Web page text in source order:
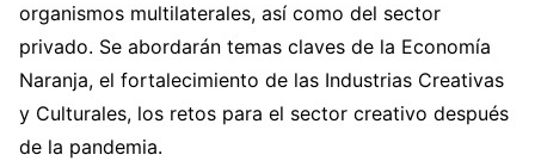
organismos multilaterales, así como del sector
privado. Se abordarán temas claves de la Economía
Naranja, el fortalecimiento de las Industrias Creativas
y Culturales, los retos para el sector creativo después
de la pandemia.